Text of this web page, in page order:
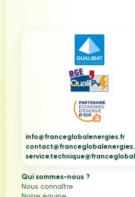
info@franceglobalenergies.fr
Qui sommes-nous ?
Nous connaître